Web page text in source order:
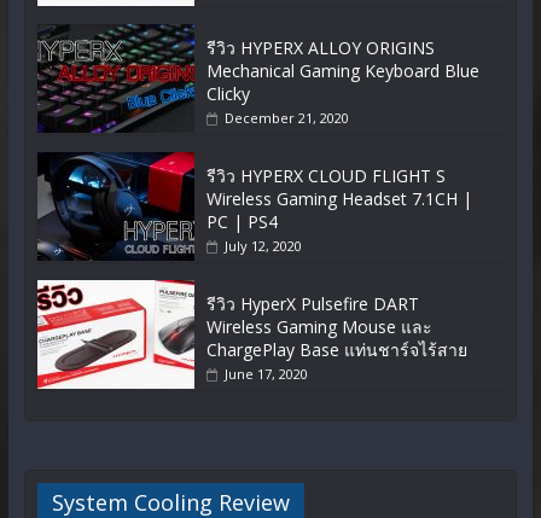
รีวิว HYPERX ALLOY ORIGINS
Mechanical Gaming Keyboard Blue
Clicky
December 21, 2020
รีวิว HYPERX CLOUD FLIGHT S
Wireless Gaming Headset 7.1CH |
PC | PS4
July 12, 2020
รีวิว HyperX Pulsefire DART
Wireless Gaming Mouse และ
ChargePlay Base แท่นชาร์จไร้สาย
June 17, 2020
System Cooling Review